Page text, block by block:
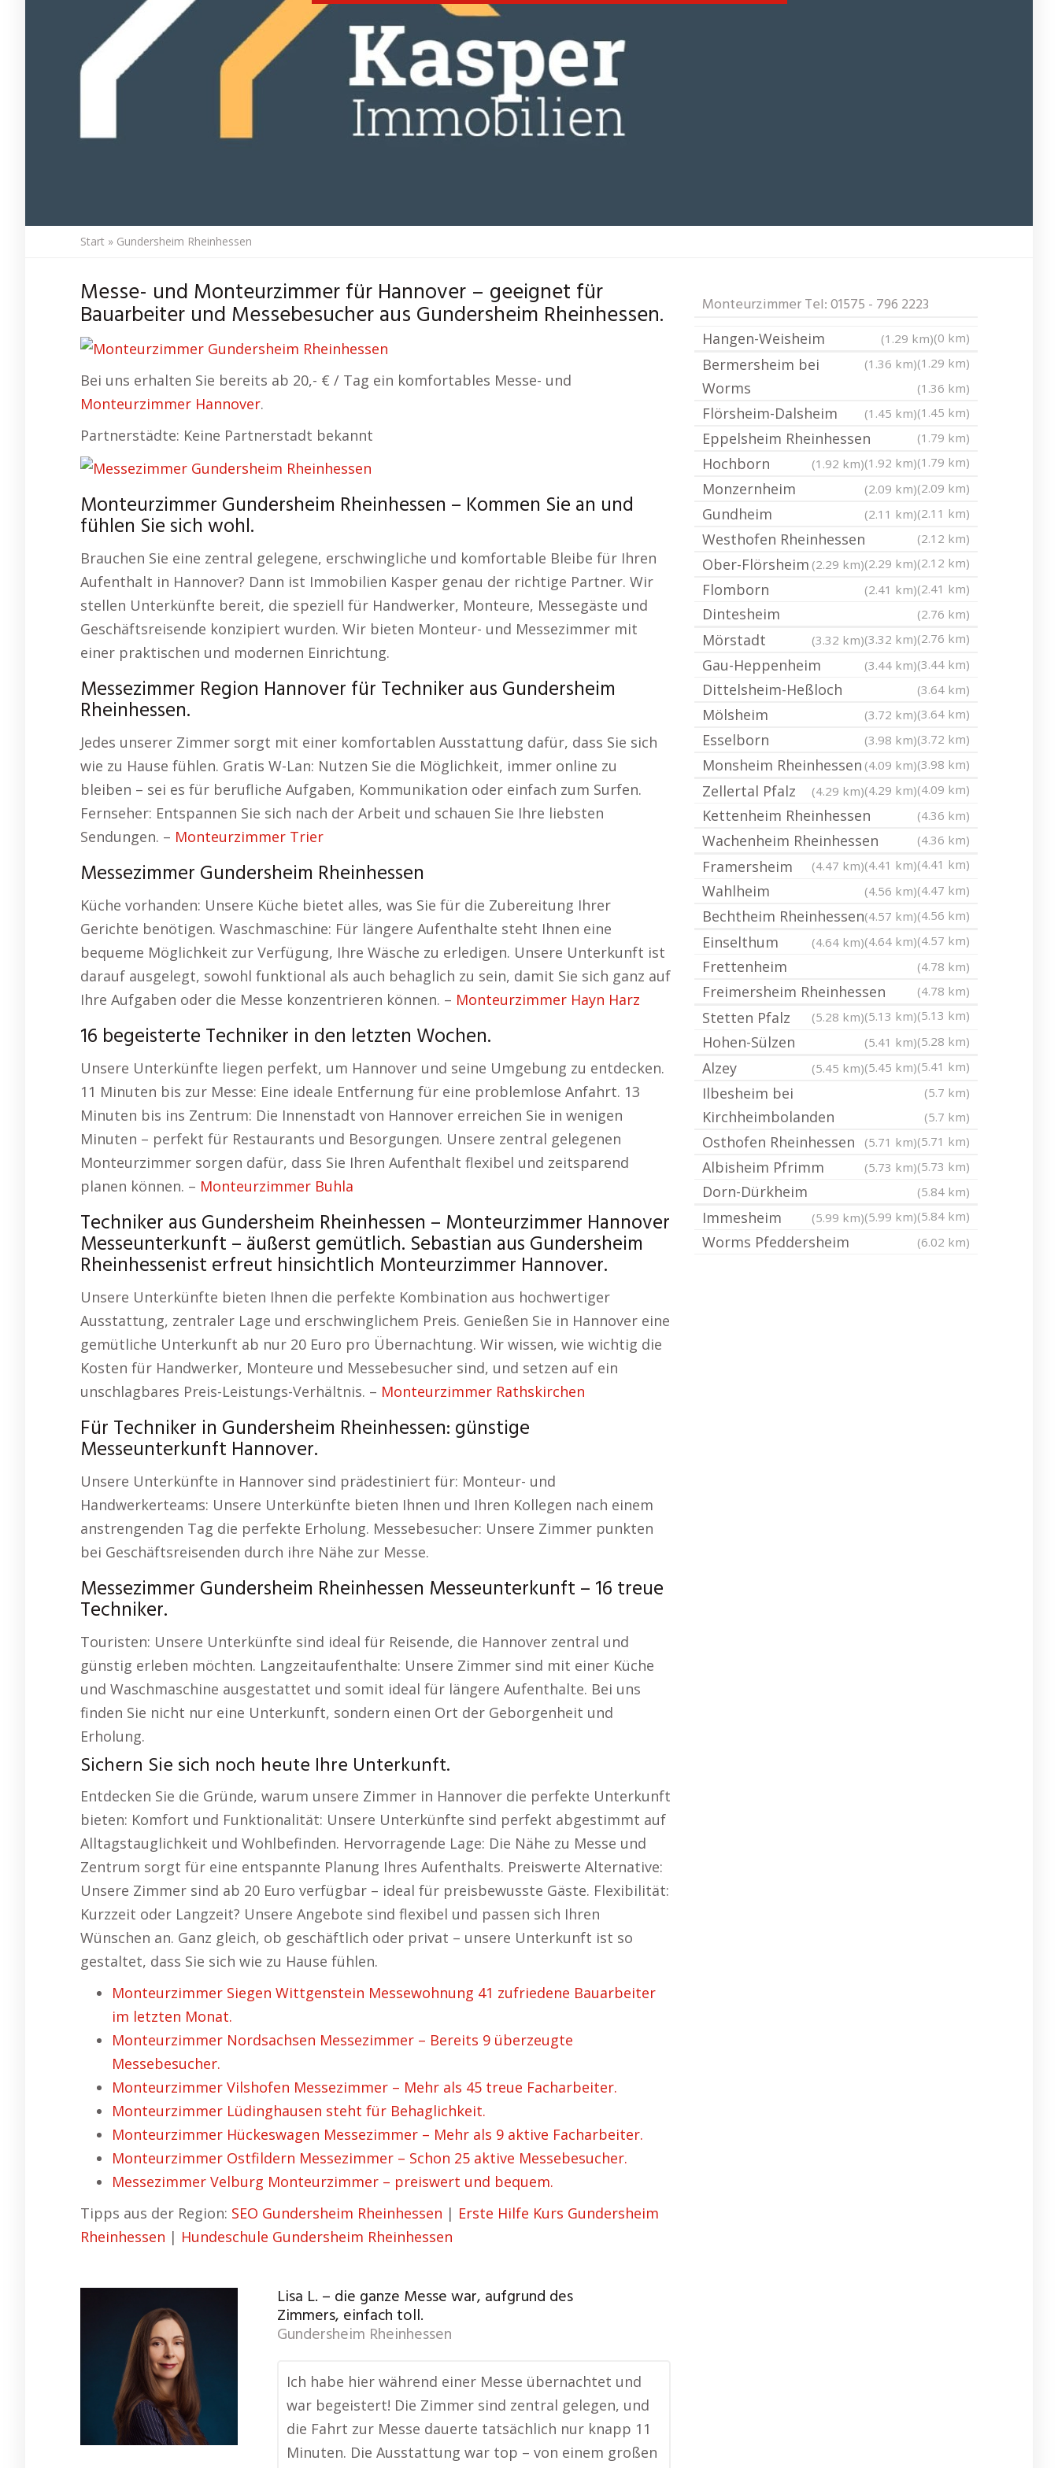
Start » Gundersheim Rheinhessen
Messe- und Monteurzimmer für Hannover – geeignet für
Bauarbeiter und Messebesucher aus Gundersheim Rheinhessen.
Bei uns erhalten Sie bereits ab 20,- € / Tag ein komfortables Messe- und
Monteurzimmer Hannover.
Partnerstädte: Keine Partnerstadt bekannt
Monteurzimmer Gundersheim Rheinhessen – Kommen Sie an und
fühlen Sie sich wohl.
Brauchen Sie eine zentral gelegene, erschwingliche und komfortable Bleibe für Ihren
Aufenthalt in Hannover? Dann ist Immobilien Kasper genau der richtige Partner. Wir
stellen Unterkünfte bereit, die speziell für Handwerker, Monteure, Messegäste und
Geschäftsreisende konzipiert wurden. Wir bieten Monteur- und Messezimmer mit
einer praktischen und modernen Einrichtung.
Messezimmer Region Hannover für Techniker aus Gundersheim
Rheinhessen.
Jedes unserer Zimmer sorgt mit einer komfortablen Ausstattung dafür, dass Sie sich
wie zu Hause fühlen. Gratis W-Lan: Nutzen Sie die Möglichkeit, immer online zu
bleiben – sei es für berufliche Aufgaben, Kommunikation oder einfach zum Surfen.
Fernseher: Entspannen Sie sich nach der Arbeit und schauen Sie Ihre liebsten
Sendungen. – Monteurzimmer Trier
Messezimmer Gundersheim Rheinhessen
Küche vorhanden: Unsere Küche bietet alles, was Sie für die Zubereitung Ihrer
Gerichte benötigen. Waschmaschine: Für längere Aufenthalte steht Ihnen eine
bequeme Möglichkeit zur Verfügung, Ihre Wäsche zu erledigen. Unsere Unterkunft ist
darauf ausgelegt, sowohl funktional als auch behaglich zu sein, damit Sie sich ganz auf
Ihre Aufgaben oder die Messe konzentrieren können. – Monteurzimmer Hayn Harz
16 begeisterte Techniker in den letzten Wochen.
Unsere Unterkünfte liegen perfekt, um Hannover und seine Umgebung zu entdecken.
11 Minuten bis zur Messe: Eine ideale Entfernung für eine problemlose Anfahrt. 13
Minuten bis ins Zentrum: Die Innenstadt von Hannover erreichen Sie in wenigen
Minuten – perfekt für Restaurants und Besorgungen. Unsere zentral gelegenen
Monteurzimmer sorgen dafür, dass Sie Ihren Aufenthalt flexibel und zeitsparend
planen können. – Monteurzimmer Buhla
Techniker aus Gundersheim Rheinhessen – Monteurzimmer Hannover
Messeunterkunft – äußerst gemütlich. Sebastian aus Gundersheim
Rheinhessenist erfreut hinsichtlich Monteurzimmer Hannover.
Unsere Unterkünfte bieten Ihnen die perfekte Kombination aus hochwertiger
Ausstattung, zentraler Lage und erschwinglichem Preis. Genießen Sie in Hannover eine
gemütliche Unterkunft ab nur 20 Euro pro Übernachtung. Wir wissen, wie wichtig die
Kosten für Handwerker, Monteure und Messebesucher sind, und setzen auf ein
unschlagbares Preis-Leistungs-Verhältnis. – Monteurzimmer Rathskirchen
Für Techniker in Gundersheim Rheinhessen: günstige
Messeunterkunft Hannover.
Unsere Unterkünfte in Hannover sind prädestiniert für: Monteur- und
Handwerkerteams: Unsere Unterkünfte bieten Ihnen und Ihren Kollegen nach einem
anstrengenden Tag die perfekte Erholung. Messebesucher: Unsere Zimmer punkten
bei Geschäftsreisenden durch ihre Nähe zur Messe.
Messezimmer Gundersheim Rheinhessen Messeunterkunft – 16 treue
Techniker.
Touristen: Unsere Unterkünfte sind ideal für Reisende, die Hannover zentral und
günstig erleben möchten. Langzeitaufenthalte: Unsere Zimmer sind mit einer Küche
und Waschmaschine ausgestattet und somit ideal für längere Aufenthalte. Bei uns
finden Sie nicht nur eine Unterkunft, sondern einen Ort der Geborgenheit und
Erholung.
Sichern Sie sich noch heute Ihre Unterkunft.
Entdecken Sie die Gründe, warum unsere Zimmer in Hannover die perfekte Unterkunft
bieten: Komfort und Funktionalität: Unsere Unterkünfte sind perfekt abgestimmt auf
Alltagstauglichkeit und Wohlbefinden. Hervorragende Lage: Die Nähe zu Messe und
Zentrum sorgt für eine entspannte Planung Ihres Aufenthalts. Preiswerte Alternative:
Unsere Zimmer sind ab 20 Euro verfügbar – ideal für preisbewusste Gäste. Flexibilität:
Kurzzeit oder Langzeit? Unsere Angebote sind flexibel und passen sich Ihren
Wünschen an. Ganz gleich, ob geschäftlich oder privat – unsere Unterkunft ist so
gestaltet, dass Sie sich wie zu Hause fühlen.
Monteurzimmer Siegen Wittgenstein Messewohnung 41 zufriedene Bauarbeiter
im letzten Monat.
Monteurzimmer Nordsachsen Messezimmer – Bereits 9 überzeugte
Messebesucher.
Monteurzimmer Vilshofen Messezimmer – Mehr als 45 treue Facharbeiter.
Monteurzimmer Lüdinghausen steht für Behaglichkeit.
Monteurzimmer Hückeswagen Messezimmer – Mehr als 9 aktive Facharbeiter.
Monteurzimmer Ostfildern Messezimmer – Schon 25 aktive Messebesucher.
Messezimmer Velburg Monteurzimmer – preiswert und bequem.
Tipps aus der Region: SEO Gundersheim Rheinhessen | Erste Hilfe Kurs Gundersheim
Rheinhessen | Hundeschule Gundersheim Rheinhessen
Lisa L. – die ganze Messe war, aufgrund des
Zimmers, einfach toll.
Gundersheim Rheinhessen
Ich habe hier während einer Messe übernachtet und
war begeistert! Die Zimmer sind zentral gelegen, und
die Fahrt zur Messe dauerte tatsächlich nur knapp 11
Minuten. Die Ausstattung war top – von einem großen
Monteurzimmer Tel: 01575 - 796 2223
(0 km)
Hangen-Weisheim
(1.29 km)
(1.29 km)
(1.36 km)
Bermersheim bei
Worms
(1.36 km)
(1.45 km)
Flörsheim-Dalsheim
(1.45 km)
(1.79 km)
Eppelsheim Rheinhessen
(1.79 km)
(1.92 km)
Hochborn
(1.92 km)
(2.09 km)
Monzernheim
(2.09 km)
(2.11 km)
Gundheim
(2.11 km)
(2.12 km)
Westhofen Rheinhessen
(2.12 km)
(2.29 km)
Ober-Flörsheim (2.29 km)
(2.41 km)
Flomborn (2.41 km)
Dintesheim
(2.76 km)
(2.76 km)
(3.32 km)
Mörstadt
(3.32 km)
(3.44 km)
Gau-Heppenheim (3.44 km)
Dittelsheim-Heßloch
(3.64 km)
(3.64 km)
Mölsheim
(3.72 km)
(3.72 km)
Esselborn
(3.98 km)
(3.98 km)
Monsheim Rheinhessen (4.09 km)
(4.09 km)
(4.29 km)
Zellertal Pfalz (4.29 km)
Kettenheim Rheinhessen
(4.36 km)
(4.36 km)
Wachenheim Rheinhessen
(4.41 km)
(4.41 km)
(4.47 km)
Framersheim
(4.47 km)
Wahlheim
(4.56 km)
(4.56 km)
Bechtheim Rheinhessen(4.57 km)
(4.57 km)
(4.64 km)
Einselthum (4.64 km)
Frettenheim
(4.78 km)
(4.78 km)
Freimersheim Rheinhessen
(5.13 km)
(5.13 km)
(5.28 km)
Stetten Pfalz
(5.28 km)
Hohen-Sülzen
(5.41 km)
(5.41 km)
(5.45 km)
Alzey
(5.45 km)
(5.7 km)
Ilbesheim bei
Kirchheimbolanden
(5.7 km)
(5.71 km)
Osthofen Rheinhessen
(5.71 km)
(5.73 km)
Albisheim Pfrimm (5.73 km)
Dorn-Dürkheim
(5.84 km)
(5.84 km)
(5.99 km)
Immesheim (5.99 km)
Worms Pfeddersheim (6.02 km)